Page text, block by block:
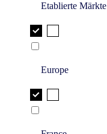
Etablierte Märkte
Europe